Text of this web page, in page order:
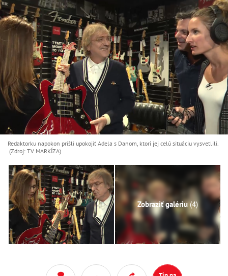
Redaktorku napokon prišli upokojiť Adela s Danom, ktorí jej celú situáciu vysvetlili.
(Zdroj: TV MARKÍZA)
Zobraziť galériu (4)